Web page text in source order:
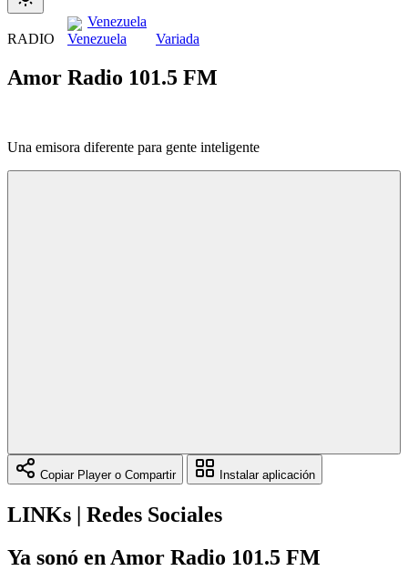
RADIO
Venezuela
Variada
Amor Radio 101.5 FM
Una emisora diferente para gente inteligente
Copiar Player o Compartir Instalar aplicación
LINKs | Redes Sociales
Ya sonó en Amor Radio 101.5 FM